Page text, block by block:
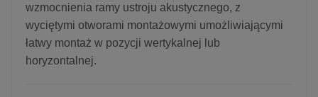
wzmocnienia ramy ustroju akustycznego, z
wyciętymi otworami montażowymi umożliwiającymi
łatwy montaż w pozycji wertykalnej lub
horyzontalnej.